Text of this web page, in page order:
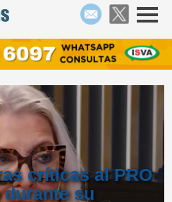
críticas al PRO
su